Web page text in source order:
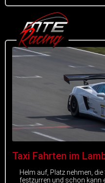
Taxi Fahrten im
Helm auf, Platz nehmen,
festzurren und schon kann